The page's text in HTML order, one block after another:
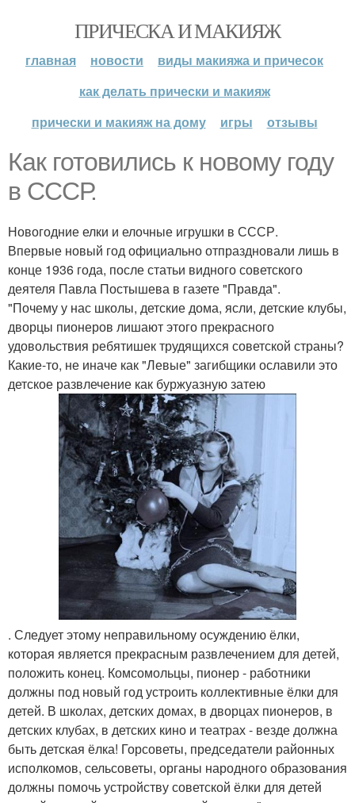
ПРИЧЕСКА И МАКИЯЖ
главная новости
виды макияжа и причесок
как делать прически и макияж
прически и макияж на дому
игры отзывы
Как готовились к новому году
в СССР.
Новогодние елки и елочные игрушки в СССР.
Впервые новый год официально отпраздновали лишь в
конце 1936 года, после статьи видного советского
деятеля Павла Постышева в газете "Правда".
"Почему у нас школы, детские дома, ясли, детские клубы,
дворцы пионеров лишают этого прекрасного
удовольствия ребятишек трудящихся советской страны?
Какие-то, не иначе как "Левые" загибщики ославили это
детское развлечение как буржуазную затею
. Следует этому неправильному осуждению ёлки,
которая является прекрасным развлечением для детей,
положить конец. Комсомольцы, пионер - работники
должны под новый год устроить коллективные ёлки для
детей. В школах, детских домах, в дворцах пионеров, в
детских клубах, в детских кино и театрах - везде должна
быть детская ёлка! Горсоветы, председатели районных
исполкомов, сельсоветы, органы народного образования
должны помочь устройству советской ёлки для детей